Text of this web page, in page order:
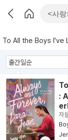
To All the Boys I've
:
자